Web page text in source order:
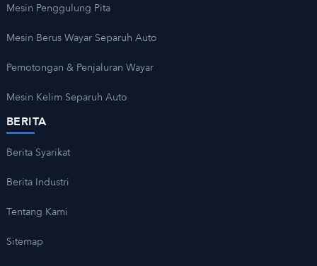
Mesin Penggulung Pita
Mesin Berus Wayar Separuh Auto
Pemotongan & Penjaluran Wayar
Mesin Kelim Separuh Auto
BERITA
Berita Syarikat
Berita Industri
Tentang Kami
Sitemap